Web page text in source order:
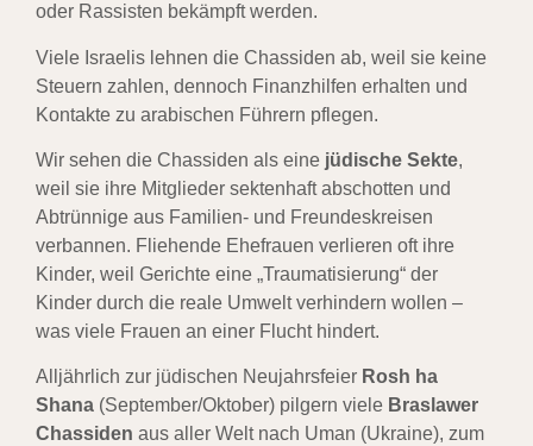
oder Rassisten bekämpft werden.
Viele Israelis lehnen die Chassiden ab, weil sie keine
Steuern zahlen, dennoch Finanzhilfen erhalten und
Kontakte zu arabischen Führern pflegen.
Wir sehen die Chassiden als eine jüdische Sekte,
weil sie ihre Mitglieder sektenhaft abschotten und
Abtrünnige aus Familien- und Freundeskreisen
verbannen. Fliehende Ehefrauen verlieren oft ihre
Kinder, weil Gerichte eine „Traumatisierung“ der
Kinder durch die reale Umwelt verhindern wollen –
was viele Frauen an einer Flucht hindert.
Alljährlich zur jüdischen Neujahrsfeier Rosh ha
Shana (September/Oktober) pilgern viele Braslawer
Chassiden aus aller Welt nach Uman (Ukraine), zum